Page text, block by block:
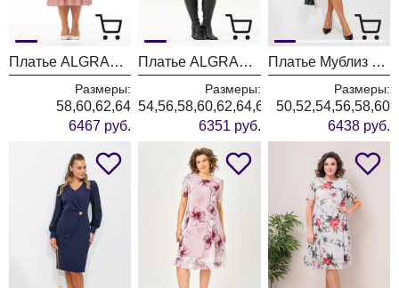
Платье ALGRANDA (Новелла Шарм) 4110-3
Размеры:
58,60,62,64
6467 руб.
Платье ALGRANDA (Новелла Шарм) 4176
Размеры:
54,56,58,60,62,64,66
6351 руб.
Платье Мублиз 342 красный
Размеры:
50,52,54,56,58,60
6438 руб.